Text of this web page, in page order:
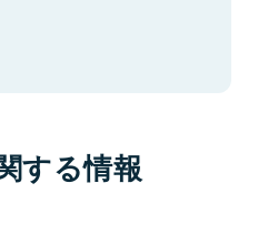
する情報